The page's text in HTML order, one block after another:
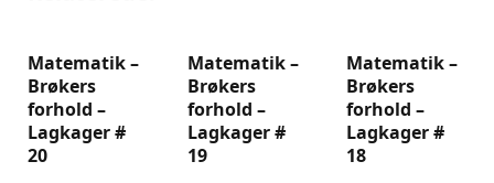
Matematik –
Brøkers
forhold –
Lagkager #
20
Matematik –
Brøkers
forhold –
Lagkager #
19
Matematik –
Brøkers
forhold –
Lagkager #
18